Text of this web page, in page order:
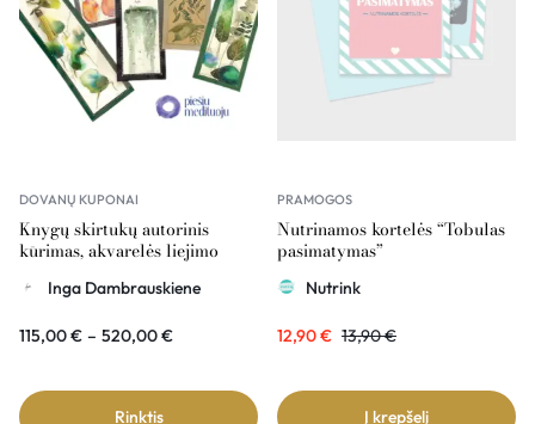
DOVANŲ KUPONAI
Knygų skirtukų autorinis
kūrimas, akvarelės liejimo
Inga Dambrauskiene
115,00€ – 520,00€
Rinktis
PRAMOGOS
Nutrinamos kortelės “Tobulas
pasimatymas”
Nutrink
12,90€ 13,90€
Į krepšelį